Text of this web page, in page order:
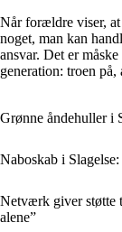
Når forældre viser,
noget, man kan
ansvar. Det er
generation: troen
Grønne åndehuller i
Naboskab i
Netværk giver støtte
alene”